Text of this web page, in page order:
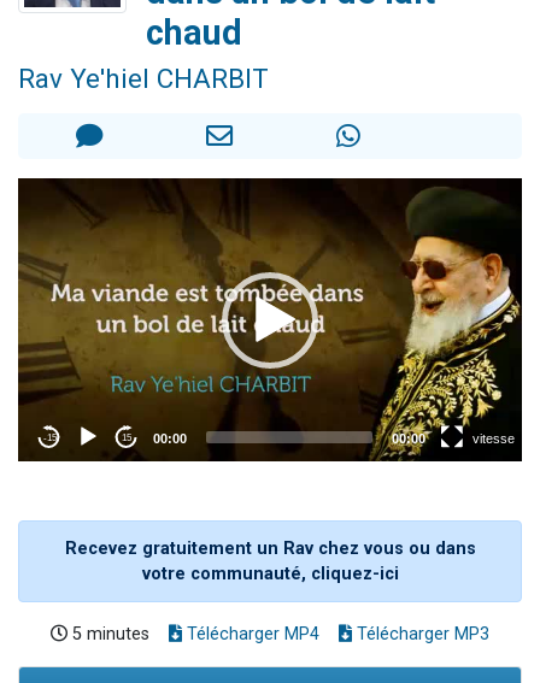
6 personnes viennent de faire un don pour 5 enfants déjà orphelins risquent de perdre leur maman
Il reste 49 places pour étudier en groupe sur Zoom
chaud
Rav Ye'hiel CHARBIT
Recevez gratuitement un Rav chez vous ou dans
votre communauté, cliquez-ici
5 minutes Télécharger MP4 Télécharger MP3